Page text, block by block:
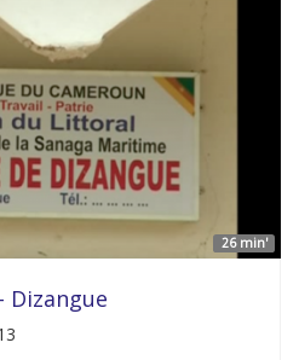
26 min'
Dizangue